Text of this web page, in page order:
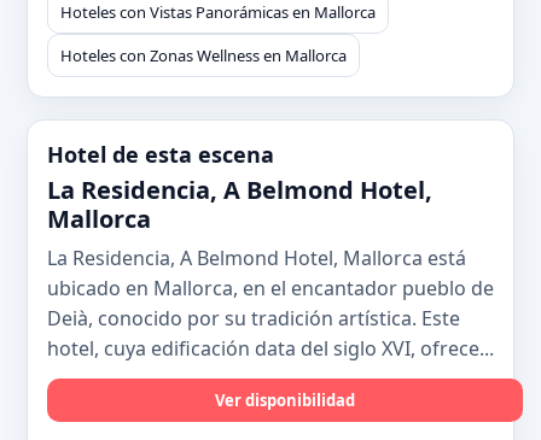
Hoteles con Vistas Panorámicas en Mallorca
Hoteles con Zonas Wellness en Mallorca
Hotel de esta escena
La Residencia, A Belmond Hotel,
Mallorca
La Residencia, A Belmond Hotel, Mallorca está
ubicado en Mallorca, en el encantador pueblo de
Deià, conocido por su tradición artística. Este
hotel, cuya edificación data del siglo XVI, ofrece...
Ver disponibilidad